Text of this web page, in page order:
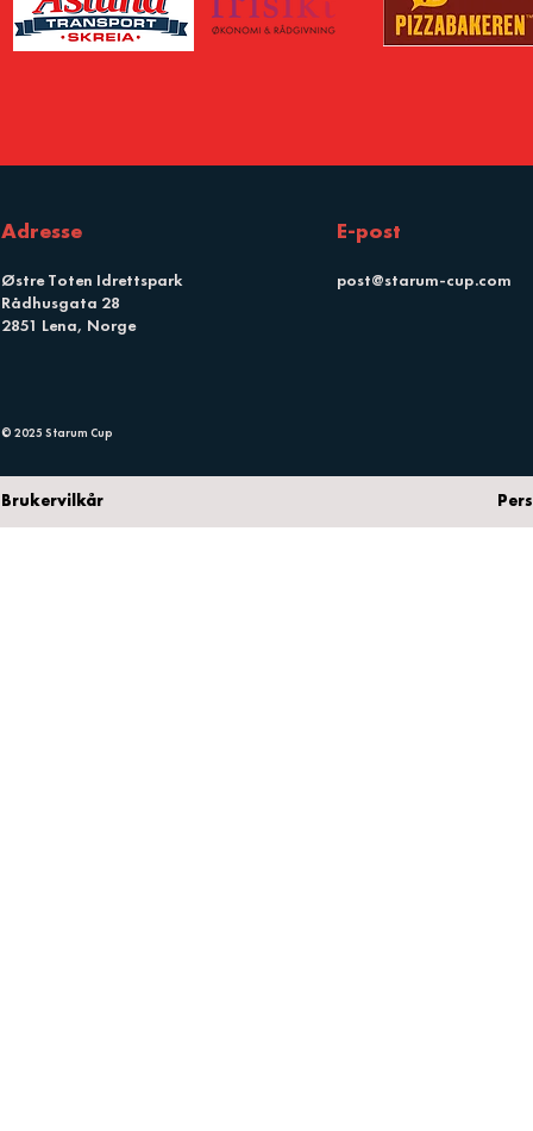
Adresse
Østre Toten Idrettspark
Rådhusgata 28
2851 Lena, Norge
© 2025 Starum Cup
E-post
post@starum-cup.com
Brukervilkår